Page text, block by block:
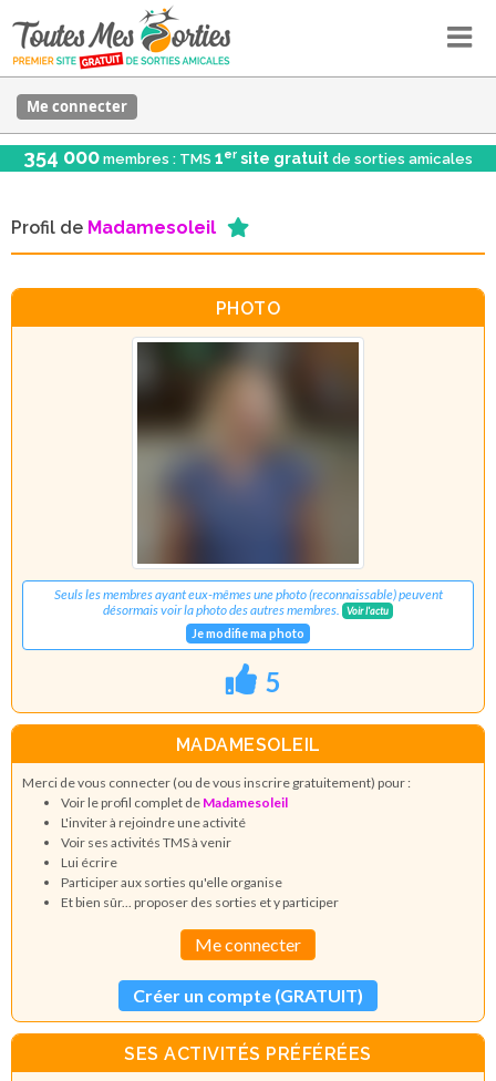
Me connecter
354 000 membres : TMS 1er site gratuit de sorties amicales
Profil de Madamesoleil
PHOTO
Seuls les membres ayant eux-mêmes une photo (reconnaissable) peuvent
désormais voir la photo des autres membres.
Voir l'actu
Je modifie ma photo
5
MADAMESOLEIL
Merci de vous connecter (ou de vous inscrire gratuitement) pour :
Voir le profil complet de Madamesoleil
L'inviter à rejoindre une activité
Voir ses activités TMS à venir
Lui écrire
Participer aux sorties qu'elle organise
Et bien sûr... proposer des sorties et y participer
Me connecter
Créer un compte (GRATUIT)
SES ACTIVITÉS PRÉFÉRÉES